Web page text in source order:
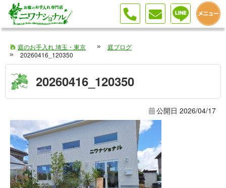
庭のお手入れ 埼玉・東京
庭ブログ
20260416_120350
20260416_120350
公開日 2026/04/17